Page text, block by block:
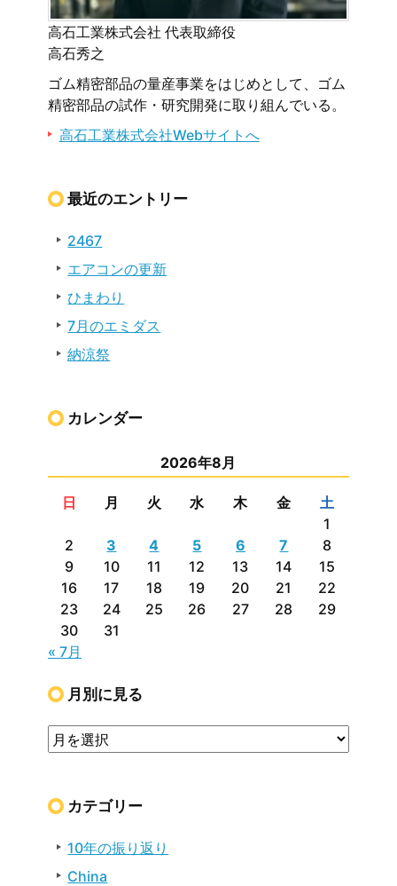
高石工業株式会社 代表取締役
高石秀之
ゴム精密部品の量産事業をはじめとして、ゴム
精密部品の試作・研究開発に取り組んでいる。
高石工業株式会社Webサイトへ
最近のエントリー
2467
エアコンの更新
ひまわり
7月のエミダス
納涼祭
カレンダー
2026年8月
日 月 火 水 木 金
土
1
2
3 4 5 6 7
8
9
10 11 12 13 14
15
16
17 18 19 20 21
22
23
24 25 26 27 28
29
30
31
« 7月
月別に見る
カテゴリー
10年の振り返り
China